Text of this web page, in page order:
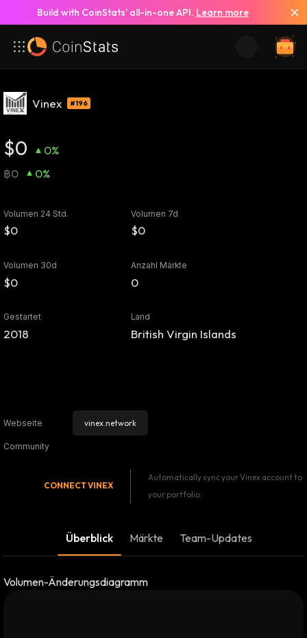
Build with CoinStats’ all-in-one API. Learn more
Vinex #196
$0
0%
฿0
0%
Volumen 24 Std.
$0
Volumen 7d
$0
Volumen 30d
$0
Anzahl Märkte
0
Gestartet
2018
Land
British Virgin Islands
Webseite vinex.network
Community
CONNECTVINEX
Automatically sync your Vinex account to
your portfolio
Überblick Märkte Team-Updates
Volumen-Änderungsdiagramm